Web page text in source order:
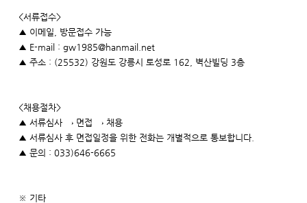
<서류접수>
▲ 이메일, 방문접수 가능
▲ E-mail : gw1985@hanmail.net
▲ 주소 : (25532) 강원도 강릉시 토성로 162, 벽산빌딩 3층
<채용절차>
▲ 서류심사 → 면접 → 채용
▲ 서류심사 후 면접일정을 위한 전화는 개별적으로 통보합니다.
▲ 문의 : 033)646-6665
※ 기타